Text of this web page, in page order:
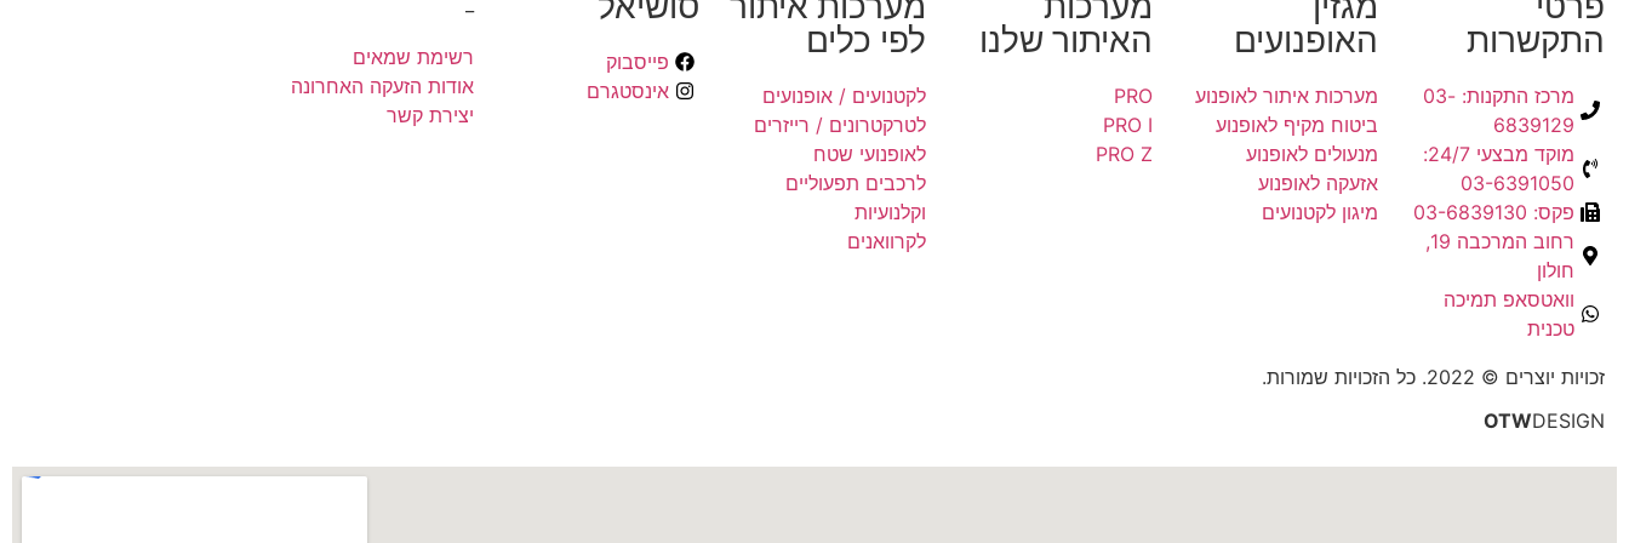
התקשרות
מרכז התקנות: 03-
6839129
מוקד מבצעי 24/7:
03-6391050
פקס: 03-6839130
רחוב המרכבה 19,
חולון
וואטסאפ תמיכה
טכנית
האופנועים
מערכות איתור לאופנוע
ביטוח מקיף לאופנוע
מנעולים לאופנוע
אזעקה לאופנוע
מיגון לקטנועים
האיתור שלנו
PRO
PRO I
PRO Z
לפי כלים
לקטנועים / אופנועים
לטרקטרונים / רייזרים
לאופנועי שטח
לרכבים תפעוליים
וקלנועיות
לקרוואנים
פייסבוק
אינסטגרם
רשימת שמאים
אודות הזעקה האחרונה
יצירת קשר
זכויות יוצרים © 2022. כל הזכויות שמורות.
OTWDESIGN